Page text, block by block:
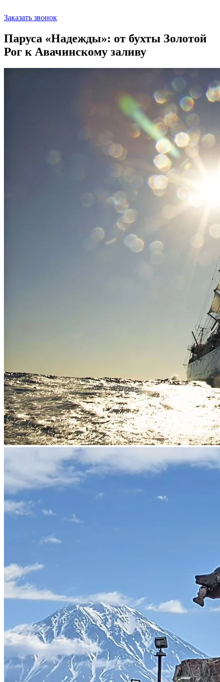
Заказать звонок
Паруса «Надежды»: от бухты Золотой
Рог к Авачинскому заливу